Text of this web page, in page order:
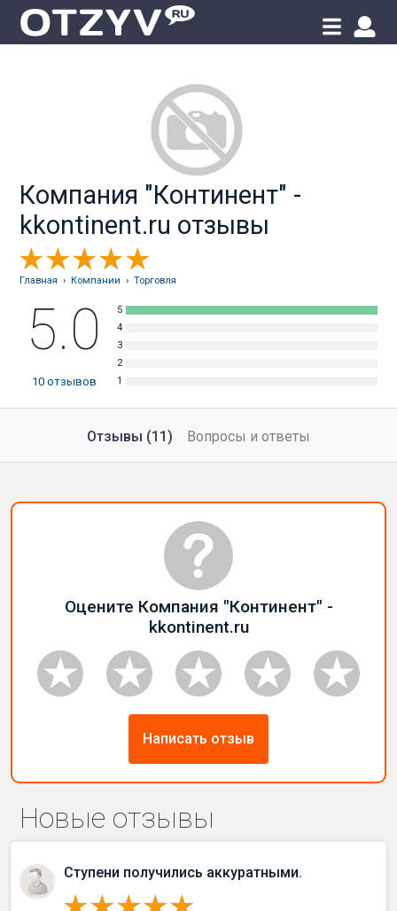
Компания "Континент" -
kkontinent.ru отзывы
Главная ›Компании ›Торговля
5.0
10отзывов
Отзывы (11) Вопросы и ответы
Оцените Компания "Континент" -
kkontinent.ru
Написать отзыв
Новые отзывы
Ступени получились аккуратными.